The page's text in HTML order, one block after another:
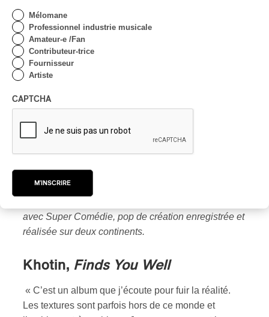
Peter Peter atteignait la maturité avec Noir Éden il y
a trois ans, on savait désormais l’envergure de cet
auteur, compositeur, multi-instrumentiste, producteur,
avec Super Comédie, pop de création enregistrée et
réalisée sur deux continents.
Khotin, Finds You Well
« C’est un album que j’écoute pour fuir la réalité.
Les textures sont parfois hors de ce monde et
Mélomane
Professionnel industrie musicale
Amateur-e /Fan
Contributeur-trice
Fournisseur
Artiste
CAPTCHA
M'INSCRIRE